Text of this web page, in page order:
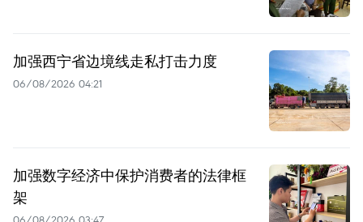
加强西宁省边境线走私打击力度
06/08/2026 04:21
加强数字经济中保护消费者的法律框
架